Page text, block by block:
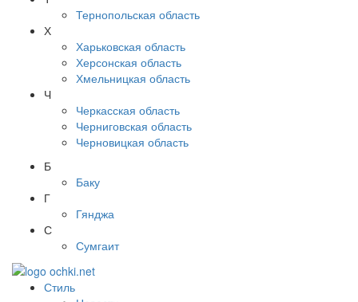
Тернопольская область
Х
Харьковская область
Херсонская область
Хмельницкая область
Ч
Черкасская область
Черниговская область
Черновицкая область
Б
Баку
Г
Гянджа
С
Сумгаит
Стиль